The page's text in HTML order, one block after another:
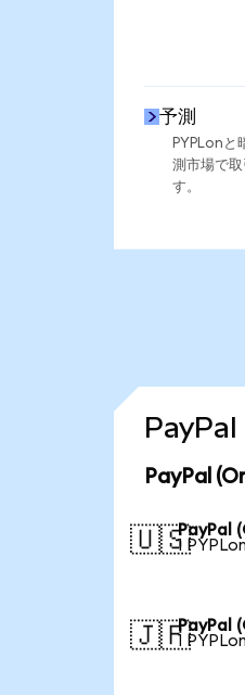
予測
PYPLonと
測市場で取
す。
PayPal
PayPal
🇺🇸PayPal
1
🇯🇵PayPal
1